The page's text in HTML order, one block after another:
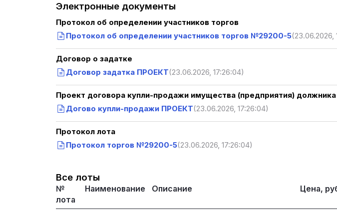
Электронные документы
Протокол об определении участников торгов
Протокол об определении участников торгов №29200-5(23.06.2026,
Договор о задатке
Договор задатка ПРОЕКТ(23.06.2026, 17:26:04)
Проект договора купли-продажи имущества (предприятия) должника
Догово купли-продажи ПРОЕКТ(23.06.2026, 17:26:04)
Протокол лота
Протокол торгов №29200-5(23.06.2026, 17:26:04)
Все лоты
№
лота
Наименование Описание Цена,